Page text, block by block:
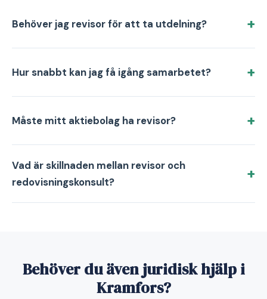
Behöver jag revisor för att ta utdelning?
Hur snabbt kan jag få igång samarbetet?
Måste mitt aktiebolag ha revisor?
Vad är skillnaden mellan revisor och
redovisningskonsult?
Behöver du även juridisk hjälp i
Kramfors?